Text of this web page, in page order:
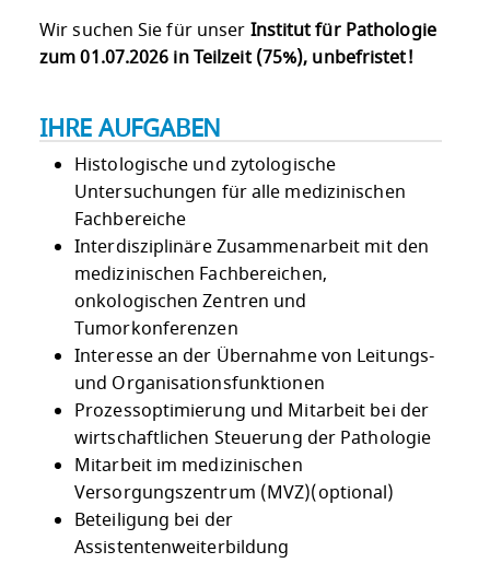
Wir suchen Sie für unser Institut für Pathologie
zum 01.07.2026 in Teilzeit (75%), unbefristet!
IHRE AUFGABEN
Histologische und zytologische
Untersuchungen für alle medizinischen
Fachbereiche
Interdisziplinäre Zusammenarbeit mit den
medizinischen Fachbereichen,
onkologischen Zentren und
Tumorkonferenzen
Interesse an der Übernahme von Leitungs-
und Organisationsfunktionen
Prozessoptimierung und Mitarbeit bei der
wirtschaftlichen Steuerung der Pathologie
Mitarbeit im medizinischen
Versorgungszentrum (MVZ)(optional)
Beteiligung bei der
Assistentenweiterbildung